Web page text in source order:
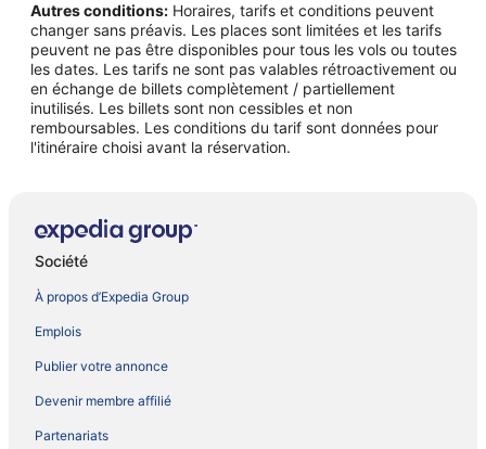
Autres conditions: Horaires, tarifs et conditions peuvent
changer sans préavis. Les places sont limitées et les tarifs
peuvent ne pas être disponibles pour tous les vols ou toutes
les dates. Les tarifs ne sont pas valables rétroactivement ou
en échange de billets complètement / partiellement
inutilisés. Les billets sont non cessibles et non
remboursables. Les conditions du tarif sont données pour
l'itinéraire choisi avant la réservation.
Société
À propos d’Expedia Group
Emplois
Publier votre annonce
Devenir membre affilié
Partenariats